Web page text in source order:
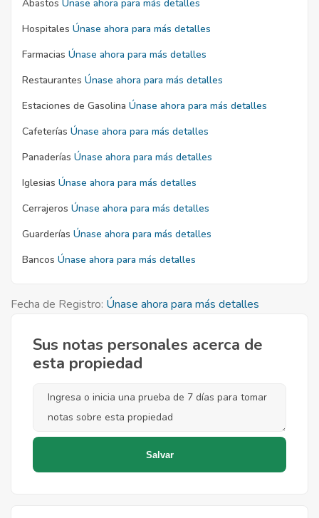
Abastos Únase ahora para más detalles
Hospitales Únase ahora para más detalles
Farmacias Únase ahora para más detalles
Restaurantes Únase ahora para más detalles
Estaciones de Gasolina Únase ahora para más detalles
Cafeterías Únase ahora para más detalles
Panaderías Únase ahora para más detalles
Iglesias Únase ahora para más detalles
Cerrajeros Únase ahora para más detalles
Guarderías Únase ahora para más detalles
Bancos Únase ahora para más detalles
Fecha de Registro: Únase ahora para más detalles
Sus notas personales acerca de
esta propiedad